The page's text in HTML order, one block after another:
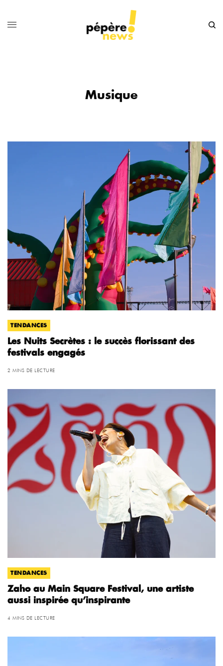
Musique
TENDANCES
Les Nuits Secrètes : le succès florissant des
festivals engagés
2 MINS DE LECTURE
TENDANCES
Zaho au Main Square Festival, une artiste
aussi inspirée qu’inspirante
4 MINS DE LECTURE